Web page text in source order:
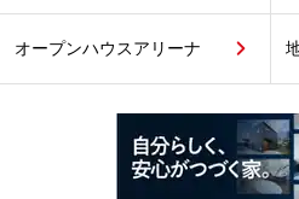
オープンハウスアリーナ